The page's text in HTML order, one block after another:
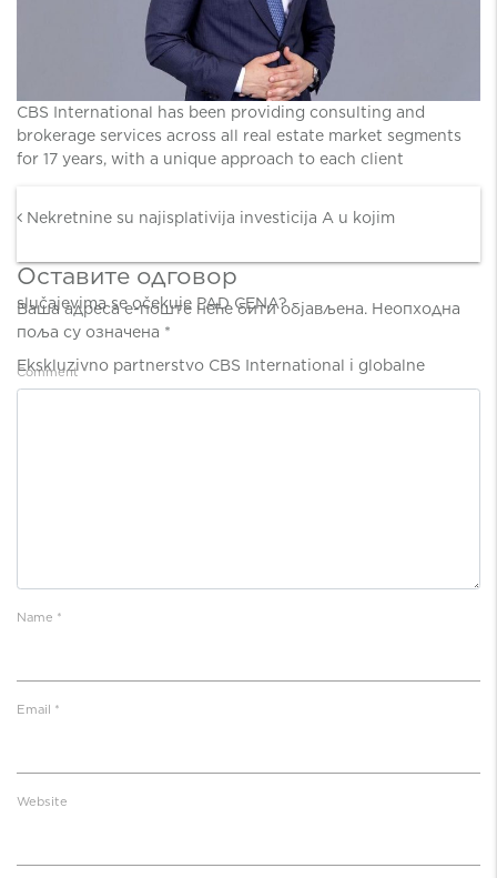
CBS International has been providing consulting and
brokerage services across all real estate market segments
for 17 years, with a unique approach to each client
Nekretnine su najisplativija investicija A u kojim
slučajevima se očekuje PAD CENA?
Ekskluzivno partnerstvo CBS International i globalne
Оставите одговор
Ваша адреса е-поште неће бити објављена. Неопходна
поља су означена *
Comment *
Name *
Email *
Website